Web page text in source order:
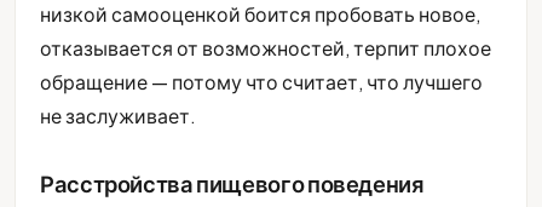
низкой самооценкой боится пробовать новое,
отказывается от возможностей, терпит плохое
обращение — потому что считает, что лучшего
не заслуживает.
Расстройства пищевого поведения